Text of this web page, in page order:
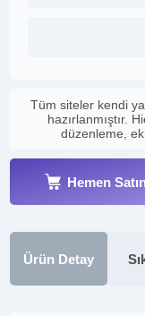
Tüm siteler kendi
hazırlanmıştır.
düzenleme,
Hemen
Ürün Detay